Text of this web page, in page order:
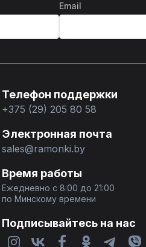
Email
Телефон поддержки
+375 (29) 205 80 58
Электронная почта
sales@ramonki.by
Время работы
Ежедневно с 8:00 до 21:00
по Минскому времени
Подписывайтесь на нас